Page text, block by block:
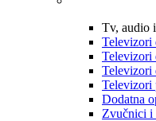
Tv, audio
Dodatna
Zvučnici i